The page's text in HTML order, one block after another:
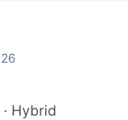
· Hybrid